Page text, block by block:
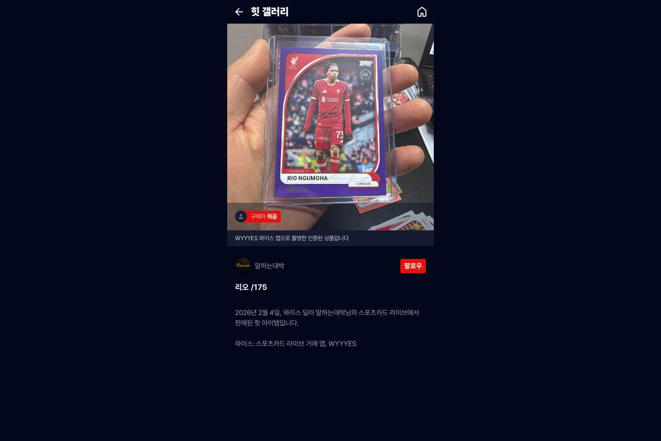
힛 갤러리
구매자 뭐꼽
WYYYES 와이스 앱으로 촬영한 인증된 상품입니다
말하는대박 팔로우
리오 /175
2026년 2월 4일, 와이스 딜러 말하는대박님의 스포츠카드 라이브에서
판매된 힛 아이템입니다.
와이스: 스포츠카드 라이브 거래 앱, WYYYES